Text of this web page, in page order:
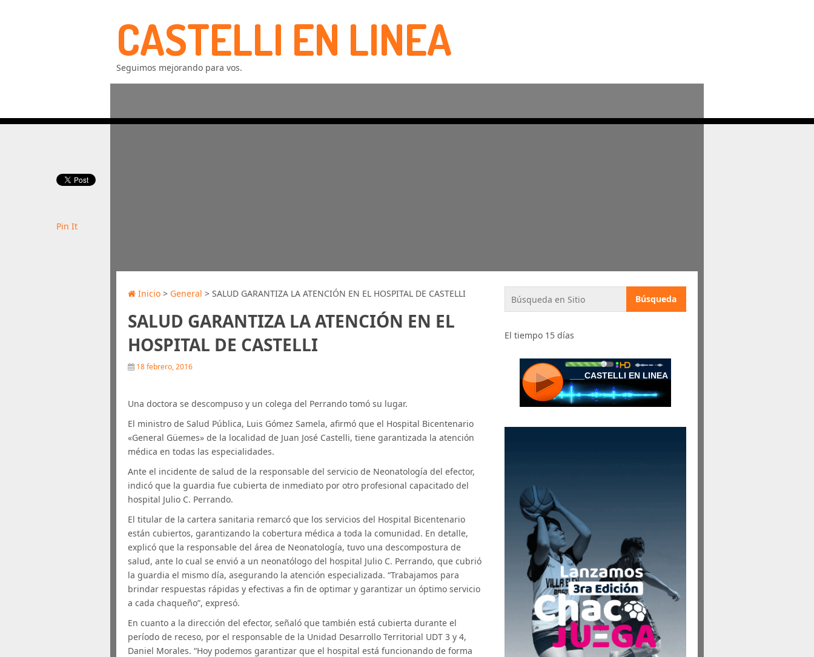
CASTELLI EN LINEA
Seguimos mejorando para vos.
Inicio > General > SALUD GARANTIZA LA ATENCIÓN EN EL HOSPITAL DE CASTELLI
SALUD GARANTIZA LA ATENCIÓN EN EL
HOSPITAL DE CASTELLI
18 febrero, 2016
Una doctora se descompuso y un colega del Perrando tomó su lugar.
El ministro de Salud Pública, Luis Gómez Samela, afirmó que el Hospital Bicentenario
«General Güemes» de la localidad de Juan José Castelli, tiene garantizada la atención
médica en todas las especialidades.
Ante el incidente de salud de la responsable del servicio de Neonatología del efector,
indicó que la guardia fue cubierta de inmediato por otro profesional capacitado del
hospital Julio C. Perrando.
El titular de la cartera sanitaria remarcó que los servicios del Hospital Bicentenario
están cubiertos, garantizando la cobertura médica a toda la comunidad. En detalle,
explicó que la responsable del área de Neonatología, tuvo una descompostura de
salud, ante lo cual se envió a un neonatólogo del hospital Julio C. Perrando, que cubrió
la guardia el mismo día, asegurando la atención especializada. “Trabajamos para
brindar respuestas rápidas y efectivas a fin de optimar y garantizar un óptimo servicio
a cada chaqueño”, expresó.
En cuanto a la dirección del efector, señaló que también está cubierta durante el
período de receso, por el responsable de la Unidad Desarrollo Territorial UDT 3 y 4,
Daniel Morales. “Hoy podemos garantizar que el hospital está funcionando de forma
Pin It
El tiempo 15 días